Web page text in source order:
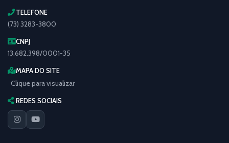
TELEFONE
(73) 3283-3800
CNPJ
13.682.398/0001-35
MAPA DO SITE
Clique para visualizar
REDES SOCIAIS